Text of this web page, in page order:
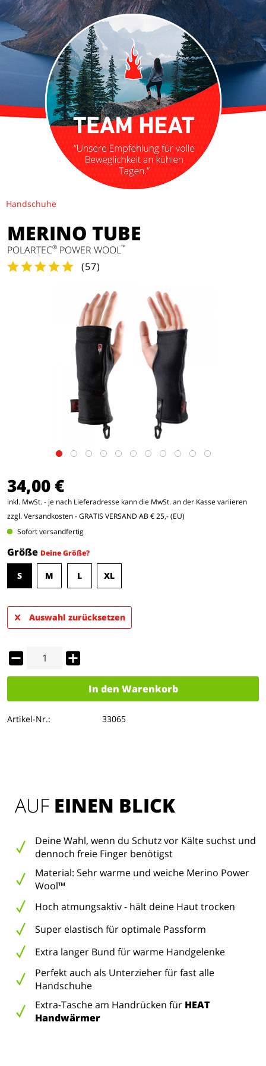
Handschuhe
MERINO TUBE
POLARTEC® POWER WOOL™
(57)
34,00 €
inkl. MwSt. - je nach Lieferadresse kann die MwSt. an der Kasse variieren
zzgl. Versandkosten- GRATIS VERSAND AB € 25,- (EU)
Sofort versandfertig
Größe Deine Größe?
S M L XL
Auswahl zurücksetzen
In den Warenkorb
Artikel-Nr.: 33065
AUF EINEN BLICK
Deine Wahl, wenn du Schutz vor Kälte suchst und
dennoch freie Finger benötigst
Material: Sehr warme und weiche Merino Power
Wool™
Hoch atmungsaktiv - hält deine Haut trocken
Super elastisch für optimale Passform
Extra langer Bund für warme Handgelenke
Perfekt auch als Unterzieher für fast alle
Handschuhe
Extra-Tasche am Handrücken für HEAT
Handwärmer